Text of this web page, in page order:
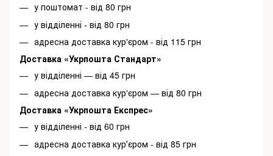
у поштомат - від 80 грн
у відділенні - від 80 грн
адресна доставка кур'єром - від 115 грн
Доставка «Укрпошта Стандарт»
у відділенні — від 45 грн
адресна доставка кур'єром — від 80 грн
Доставка «Укрпошта Експрес»
у відділенні - від 60 грн
адресна доставка курʼєром - від 85 грн